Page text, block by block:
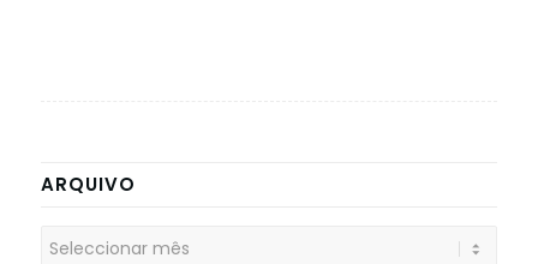
ARQUIVO